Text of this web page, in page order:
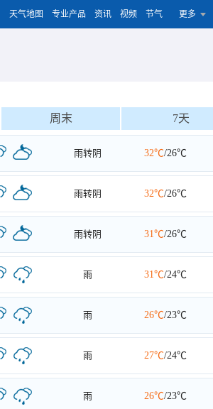
天气地图 专业产品 资讯 视频 节气 更多
周末 7天
雨转阴 32℃/26℃
雨转阴 32℃/26℃
雨转阴 31℃/26℃
雨 31℃/24℃
雨 26℃/23℃
雨 27℃/24℃
雨 26℃/23℃